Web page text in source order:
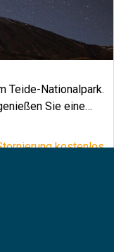
Teide-Nationalpark.
Sie eine
kostenlos.